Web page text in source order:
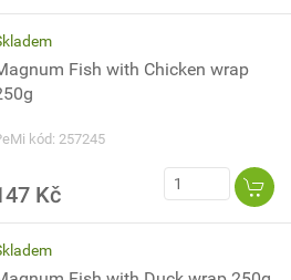
Fish with Chicken wrap
kód: 257245
Kč